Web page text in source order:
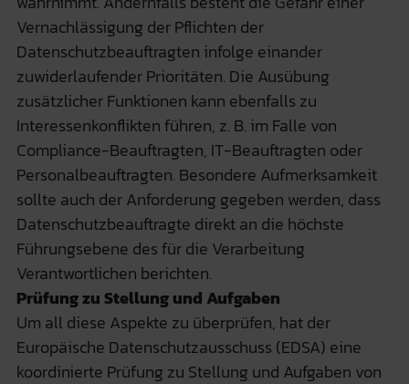
Vernachlässigung der Pflichten der
Datenschutzbeauftragten infolge einander
zuwiderlaufender Prioritäten. Die Ausübung
zusätzlicher Funktionen kann ebenfalls zu
Interessenkonflikten führen, z. B. im Falle von
Compliance-Beauftragten, IT-Beauftragten oder
Personalbeauftragten. Besondere Aufmerksamkeit
sollte auch der Anforderung gegeben werden, dass
Datenschutzbeauftragte direkt an die höchste
Führungsebene des für die Verarbeitung
Verantwortlichen berichten.
Prüfung zu Stellung und Aufgaben
Um all diese Aspekte zu überprüfen, hat der
Europäische Datenschutzausschuss (EDSA) eine
koordinierte Prüfung zu Stellung und Aufgaben von